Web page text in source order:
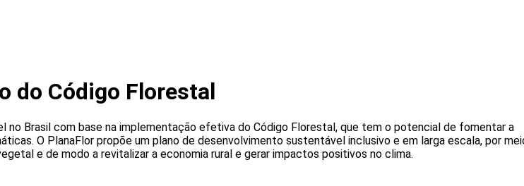
do Código Florestal
Brasil com base na implementação efetiva do Código Florestal, que tem o potencial de fomentar a
O PlanaFlor propõe um plano de desenvolvimento sustentável inclusivo e em larga escala, por
e de modo a revitalizar a economia rural e gerar impactos positivos no clima.